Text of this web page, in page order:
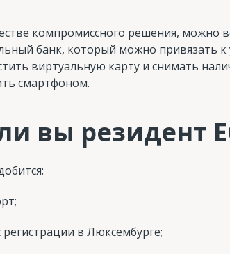
компромиссного решения, можно
банк, который можно привязать к
виртуальную карту и снимать
смартфоном.
вы резидент
регистрации в Люксембурге;